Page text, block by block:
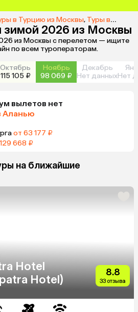
в Турцию из Москвы, Туры в Инжекум из Москвы
зимой 2026 из Москвы
из Москвы с перелетом — ищите
по всем туроператорам.
Октябрь
115 105 ₽
Ноябрь
98 069 ₽
Декабрь
Нет данныхНет
вылетов нет
Аланью
от 63 177 ₽
668 ₽
на ближайшие
Hotel
Hotel)
8.8
33 отзыва